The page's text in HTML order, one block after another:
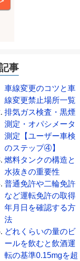
事
車線変更のコツと車
線変更禁止場所一覧
排気ガス検査・黒煙
測定・オパシメータ
測定【ユーザー車検
のステップ④】
燃料タンクの構造と
水抜きの重要性
普通免許や二輪免許
など運転免許の取得
年月日を確認する方
法
どれくらいの量のビ
ールを飲むと飲酒運
転の基準0.15mgを超